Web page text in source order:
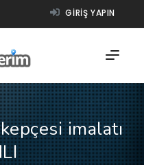
GIRIŞ YAPIN
imalatı